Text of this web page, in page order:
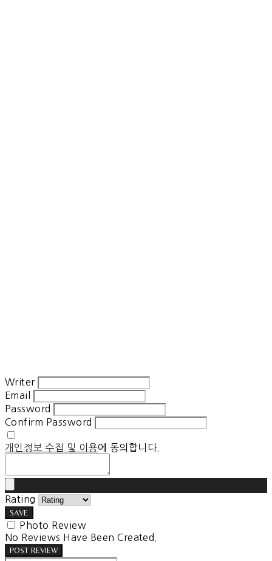
Writer
Email
Password
Confirm Password
개인정보 수집 및 이용에 동의합니다.
Rating
SAVE
Photo Review
No Reviews Have Been Created.
POST REVIEW